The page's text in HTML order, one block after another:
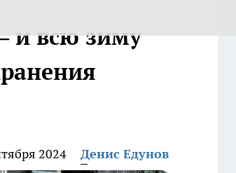
и всю зиму
2024 Денис Едунов